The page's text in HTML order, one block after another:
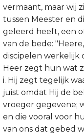
vermaant, maar wij
tussen Meester en
geleerd heeft, een
van de bede:
discipelen werkelijk
Heer zegt hun wat
i. Hij zegt tegelijk
juist omdat Hij de
vroeger gegevene;
en die vooral voor
van ons dat gebed